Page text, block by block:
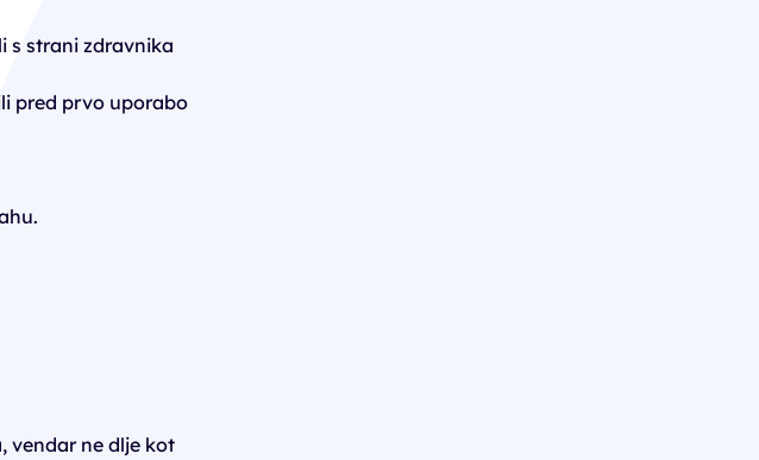
s strani zdravnika
pred prvo uporabo
vendar ne dlje kot